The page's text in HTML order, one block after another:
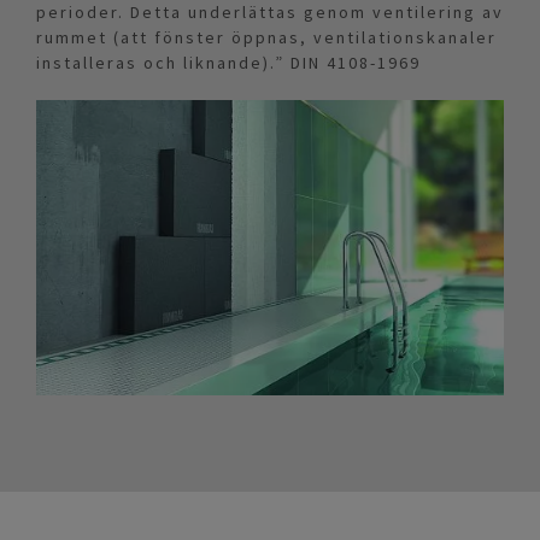
perioder. Detta underlättas genom ventilering av
rummet (att fönster öppnas, ventilationskanaler
installeras och liknande).” DIN 4108-1969